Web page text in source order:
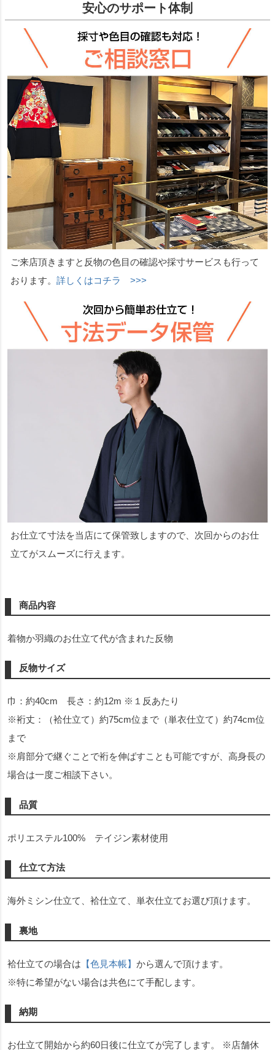
安心のサポート体制
ご来店頂きますと反物の色目の確認や採寸サービスも行って
おります。 詳しくはコチラ >>>
お仕立て寸法を当店にて保管致しますので、次回からのお仕
立てがスムーズに行えます。
商品内容
着物か羽織のお仕立て代が含まれた反物
反物サイズ
巾：約40cm 長さ：約12m ※１反あたり
※裄丈：（袷仕立て）約75cm位まで（単衣仕立て）約74cm位
まで
※肩部分で継ぐことで裄を伸ばすことも可能ですが、高身長の
場合は一度ご相談下さい。
品質
ポリエステル100% テイジン素材使用
仕立て方法
海外ミシン仕立て、袷仕立て、単衣仕立てお選び頂けます。
裏地
袷仕立ての場合は 【色見本帳】から選んで頂けます。
※特に希望がない場合は共色にて手配します。
納期
お仕立て開始から約60日後に仕立てが完了します。 ※店舗休